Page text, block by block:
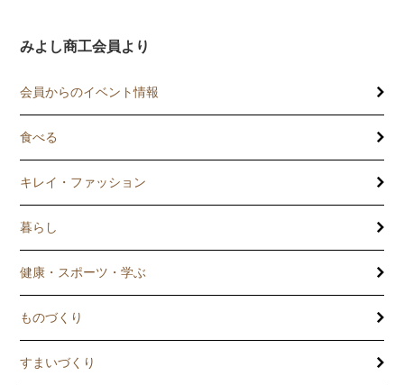
みよし商工会員より
会員からのイベント情報
食べる
キレイ・ファッション
暮らし
健康・スポーツ・学ぶ
ものづくり
すまいづくり